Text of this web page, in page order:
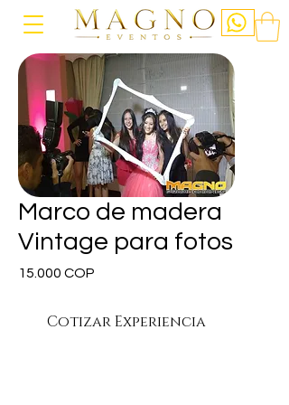
Marco de madera
Vintage para fotos
15.000 COP
Cotizar Experiencia